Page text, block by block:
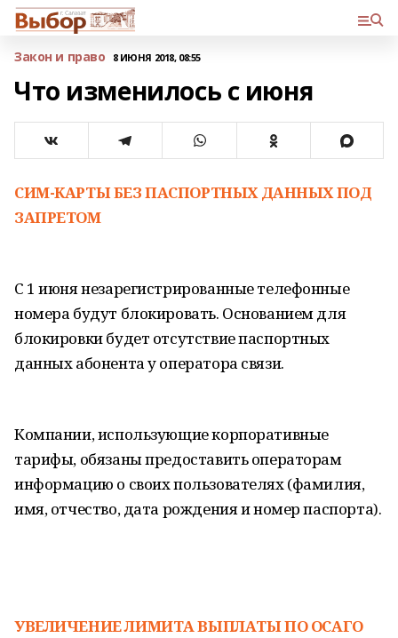
Закон и право 8 ИЮНЯ 2018, 08:55
Что изменилось с июня
СИМ-КАРТЫ БЕЗ ПАСПОРТНЫХ ДАННЫХ ПОД
ЗАПРЕТОМ
С 1 июня незарегистрированные телефонные
номера будут блокировать. Основанием для
блокировки будет отсутствие паспортных
данных абонента у оператора связи.
Компании, использующие корпоративные
тарифы, обязаны предоставить операторам
информацию о своих пользователях (фамилия,
имя, отчество, дата рождения и номер паспорта).
УВЕЛИЧЕНИЕ ЛИМИТА ВЫПЛАТЫ ПО ОСАГО